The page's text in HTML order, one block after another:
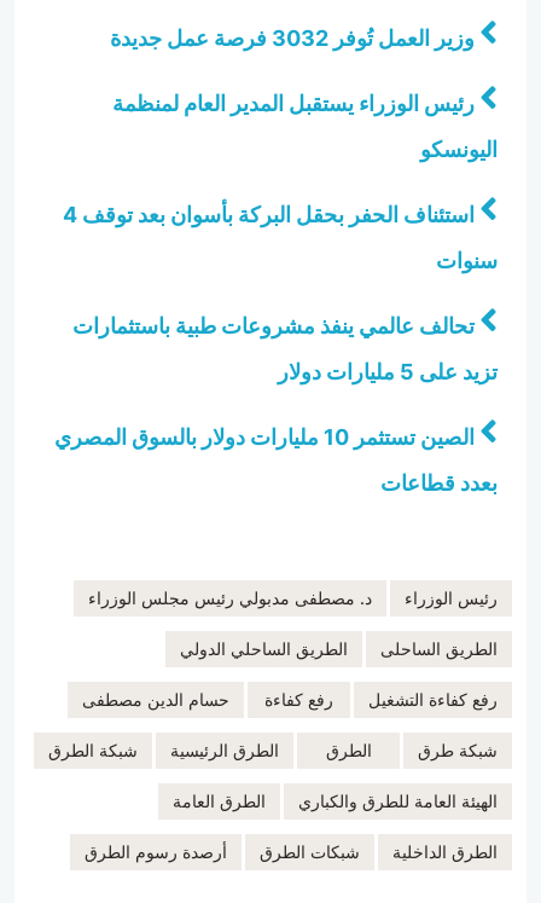
وزير العمل تُوفر 3032 فرصة عمل جديدة
رئيس الوزراء يستقبل المدير العام لمنظمة
اليونسكو
استئناف الحفر بحقل البركة بأسوان بعد توقف 4
سنوات
تحالف عالمي ينفذ مشروعات طبية باستثمارات
تزيد على 5 مليارات دولار
الصين تستثمر 10 مليارات دولار بالسوق المصري
بعدد قطاعات
رئيس الوزراء د. مصطفى مدبولي رئيس مجلس الوزراء
الطريق الساحلى الطريق الساحلي الدولي
رفع كفاءة التشغيل رفع كفاءة حسام الدين مصطفى
شبكة طرق الطرق الطرق الرئيسية شبكة الطرق
الهيئة العامة للطرق والكباري الطرق العامة
الطرق الداخلية شبكات الطرق أرصدة رسوم الطرق